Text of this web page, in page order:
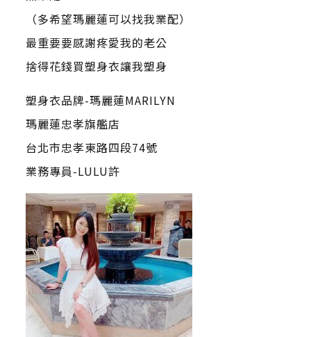
（多希望瑪麗蓮可以找我業配）
最重要要感謝疼愛我的老公
捨得花錢買塑身衣讓我塑身
塑身衣品牌-瑪麗蓮MARILYN
瑪麗蓮忠孝旗艦店
台北市忠孝東路四段74號
業務專員-LULU許